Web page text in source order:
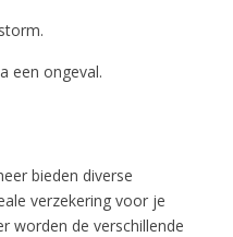
een ongeval.
bieden diverse
verzekering voor je
worden de verschillende